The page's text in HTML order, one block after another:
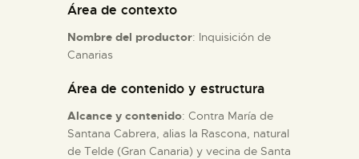
Área de contexto
Nombre del productor: Inquisición de
Canarias
Área de contenido y estructura
Alcance y contenido: Contra María de
Santana Cabrera, alias la Rascona, natural
de Telde (Gran Canaria) y vecina de Santa